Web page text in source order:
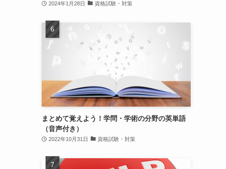
2024年1月28日 資格試験・対策
まとめて覚えよう！学問・学術の分野の英単語
（音声付き）
2022年10月31日 資格試験・対策